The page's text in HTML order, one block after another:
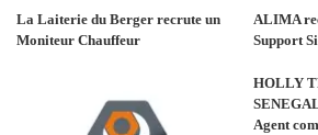
La Laiterie du Berger recrute un
Moniteur Chauffeur
ALIMA
Support
HOLLY
Agent